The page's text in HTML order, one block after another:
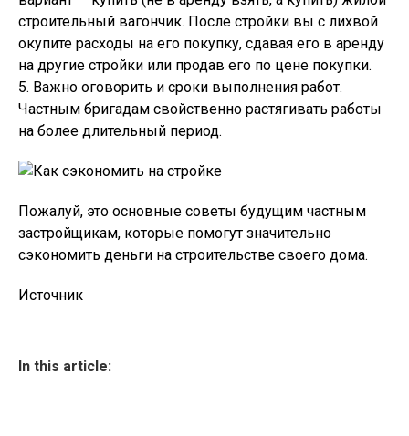
строительный вагончик. После стройки вы с лихвой
окупите расходы на его покупку, сдавая его в аренду
на другие стройки или продав его по цене покупки.
5. Важно оговорить и сроки выполнения работ.
Частным бригадам свойственно растягивать работы
на более длительный период.
Пожалуй, это основные советы будущим частным
застройщикам, которые помогут значительно
сэкономить деньги на строительстве своего дома.
Источник
In this article: